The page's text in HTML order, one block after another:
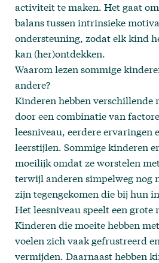
activiteit te maken. Het gaat
balans tussen intrinsieke
ondersteuning, zodat elk kind
kan (her)ontdekken.
Waarom lezen sommige
andere?
Kinderen hebben verschillende
door een combinatie van
leesniveau, eerdere ervaringen
leerstijlen. Sommige kinderen
moeilijk omdat ze worstelen
terwijl anderen simpelweg nog
zijn tegengekomen die bij hun
Het leesniveau speelt een
Kinderen die moeite hebben
voelen zich vaak gefrustreerd
vermijden. Daarnaast hebben